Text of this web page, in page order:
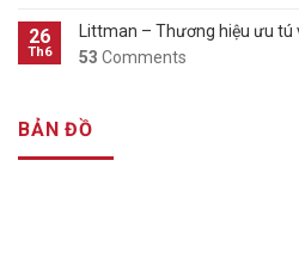
26
Th6
Littman – Thương hiệu ưu
53 Comments
BẢN ĐỒ